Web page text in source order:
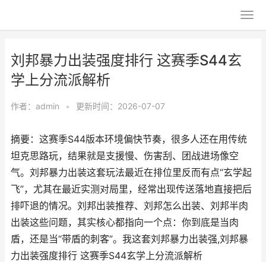
刘邦暴力出装强度排行 这赛季S44玄
学上分流派解析
作者： admin • 更新时间：2026-07-07
摘要：这赛季S44版本环境偏快节奏，很多人还在用传统
坦克思路玩，结果就是支援慢、伤害刮、团战进场像空
气。刘邦暴力出装这套玩法最近在排位里反而有点“玄学起
飞”，尤其在最近实测对局里，经常出现传送落地直接把后
排吓退的情况。刘邦出装推荐、刘邦怎么出装、刘邦半肉
出装这些问题，其实核心都指向一个点：你到底是当肉
盾，还是当“带盾的刺客”。我这套刘邦暴力出装强,刘邦暴
力出装强度排行 这赛季S44玄学上分流派解析